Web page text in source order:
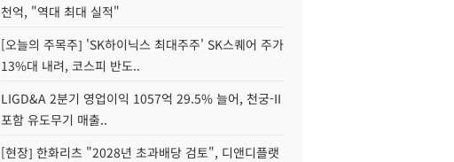
천억, "역대 최대 실적"
[오늘의 주목주] 'SK하이닉스 최대주주' SK스퀘어 주가
13%대 내려, 코스피 반도..
LIGD&A 2분기 영업이익 1057억 29.5% 늘어, 천궁-II
포함 유도무기 매출..
[현장] 한화리츠 "2028년 초과배당 검토", 디앤디플랫